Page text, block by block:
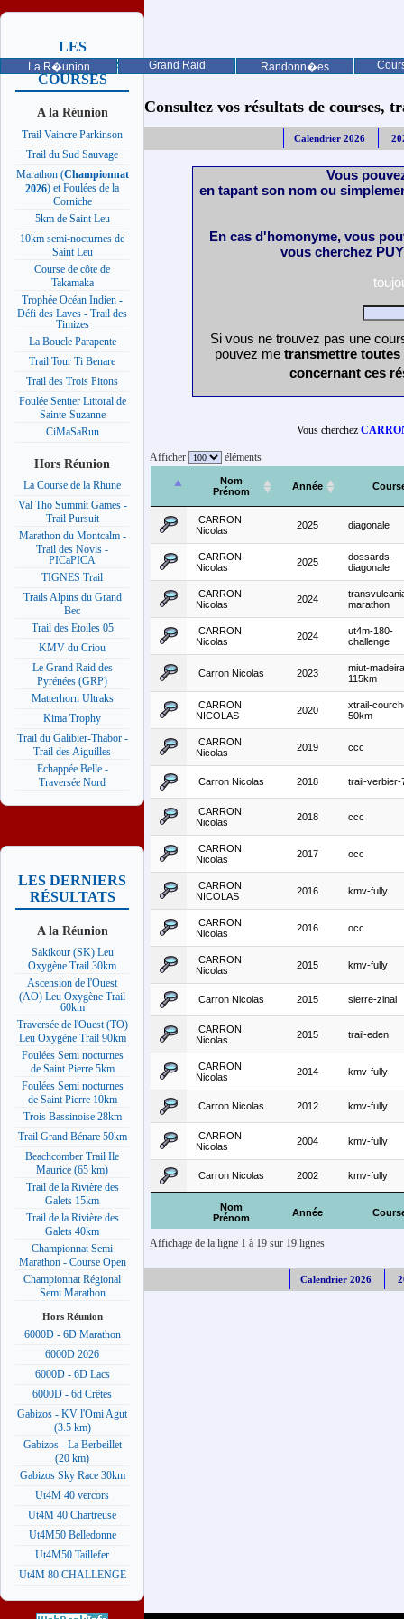
La R�union Grand Raid Randonn�es
LES
PROCHAINES
COURSES
A la Réunion
Trail Vaincre Parkinson
Trail du Sud Sauvage
Marathon (Championnat
2026) et Foulées de la
Corniche
5km de Saint Leu
10km semi-nocturnes de
Saint Leu
Course de côte de
Takamaka
Trophée Océan Indien -
Défi des Laves - Trail des
Timizes
La Boucle Parapente
Trail Tour Ti Benare
Trail des Trois Pitons
Foulée Sentier Littoral de
Sainte-Suzanne
CiMaSaRun
Hors Réunion
La Course de la Rhune
Val Tho Summit Games -
Trail Pursuit
Marathon du Montcalm -
Trail des Novis -
PICaPICA
TIGNES Trail
Trails Alpins du Grand
Bec
Trail des Etoiles 05
KMV du Criou
Le Grand Raid des
Pyrénées (GRP)
Matterhorn Ultraks
Kima Trophy
Trail du Galibier-Thabor -
Trail des Aiguilles
Echappée Belle -
Traversée Nord
LES DERNIERS
RÉSULTATS
A la Réunion
Sakikour (SK) Leu
Oxygène Trail 30km
Ascension de l'Ouest
(AO) Leu Oxygène Trail
60km
Traversée de l'Ouest (TO)
Leu Oxygène Trail 90km
Foulées Semi nocturnes
de Saint Pierre 5km
Foulées Semi nocturnes
de Saint Pierre 10km
Trois Bassinoise 28km
Trail Grand Bénare 50km
Beachcomber Trail Ile
Maurice (65 km)
Trail de la Rivière des
Galets 15km
Trail de la Rivière des
Galets 40km
Championnat Semi
Marathon - Course Open
Championnat Régional
Semi Marathon
Hors Réunion
6000D - 6D Marathon
6000D 2026
6000D - 6D Lacs
6000D - 6d Crêtes
Gabizos - KV l'Omi Agut
(3.5 km)
Gabizos - La Berbeillet
(20 km)
Gabizos Sky Race 30km
Ut4M 40 vercors
Ut4M 40 Chartreuse
Ut4M50 Belledonne
Ut4M50 Taillefer
Ut4M 80 CHALLENGE
Consultez vos résultats de courses,
Calendrier 2026
Vous
en tapant son nom ou
En cas d'homonyme, vous
vous cherchez
Si vous ne trouvez pas une
pouvez me transmettre
concernant ces
Vous cherchez
Afficher éléments
Nom
Prénom
Année
Nom
Prénom
Année
CARRON
Nicolas
2025 diagonale
CARRON
Nicolas
2025
dossards-
diagonale
CARRON
Nicolas
2024
marathon
CARRON
Nicolas
2024
ut4m-180-
challenge
Carron Nicolas 2023
miut-
115km
CARRON
NICOLAS
2020
xtrail-
50km
CARRON
Nicolas
2019 ccc
Carron Nicolas 2018 trail-verbier-
CARRON
Nicolas
2018 ccc
CARRON
Nicolas
2017 occ
CARRON
NICOLAS
2016 kmv-fully
CARRON
Nicolas
2016 occ
CARRON
Nicolas
2015 kmv-fully
Carron Nicolas 2015 sierre-zinal
CARRON
Nicolas
2015 trail-eden
CARRON
Nicolas
2014 kmv-fully
Carron Nicolas 2012 kmv-fully
CARRON
Nicolas
2004 kmv-fully
Carron Nicolas 2002 kmv-fully
Affichage de la ligne 1 à 19 sur 19 lignes
Calendrier 2026